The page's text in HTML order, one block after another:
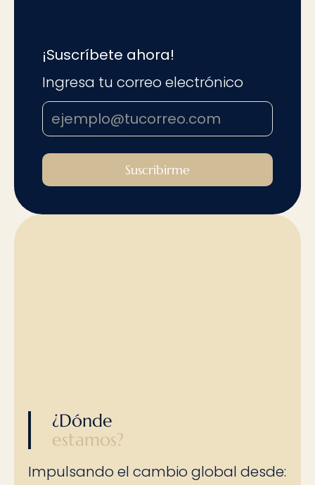
¡Suscríbete ahora!
Ingresa tu correo electrónico
Suscribirme
¿Dónde
estamos?
Impulsando el cambio global desde: